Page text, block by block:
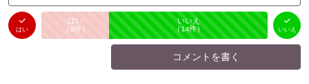
はい
はい
（ 6件） 未投票
いいえ
（14件） いいえ
コメントを書く